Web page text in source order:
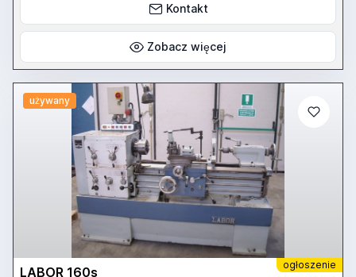
Kontakt
Zobacz więcej
używany
ogłoszenie
LABOR 160s